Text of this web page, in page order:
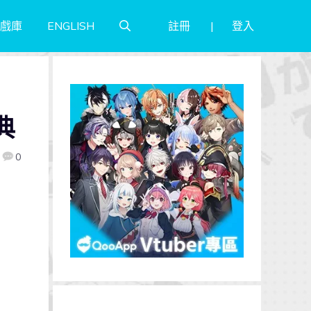
庫 ENGLISH 註冊 登入
0